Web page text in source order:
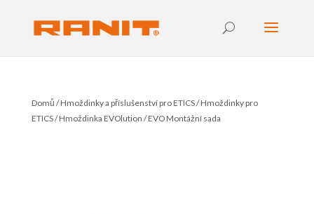
Domů /Hmoždinky a příslušenství pro ETICS/Hmoždinky pro
ETICS/Hmoždinka EVOlution / EVO Montážní sada